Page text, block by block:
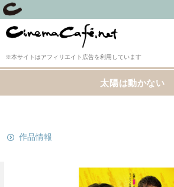
※本サイトはアフィリエイト広告を利用しています
太陽は動かない
作品情報